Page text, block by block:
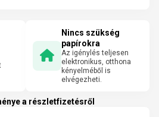
Nincs szükség
papírokra
Az igénylés teljesen
elektronikus, otthona
kényelméből is
elvégezheti.
a részletfizetésről